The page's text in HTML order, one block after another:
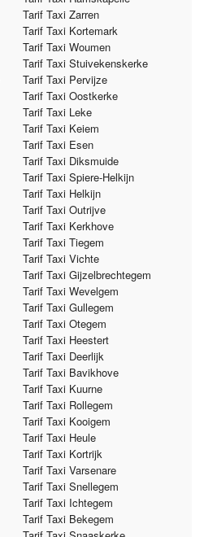
Tarif Taxi Zarren
Tarif Taxi Kortemark
Tarif Taxi Woumen
Tarif Taxi Stuivekenskerke
Tarif Taxi Pervijze
Tarif Taxi Oostkerke
Tarif Taxi Leke
Tarif Taxi Keiem
Tarif Taxi Esen
Tarif Taxi Diksmuide
Tarif Taxi Spiere-Helkijn
Tarif Taxi Helkijn
Tarif Taxi Outrijve
Tarif Taxi Kerkhove
Tarif Taxi Tiegem
Tarif Taxi Vichte
Tarif Taxi Gijzelbrechtegem
Tarif Taxi Wevelgem
Tarif Taxi Gullegem
Tarif Taxi Otegem
Tarif Taxi Heestert
Tarif Taxi Deerlijk
Tarif Taxi Bavikhove
Tarif Taxi Kuurne
Tarif Taxi Rollegem
Tarif Taxi Kooigem
Tarif Taxi Heule
Tarif Taxi Kortrijk
Tarif Taxi Varsenare
Tarif Taxi Snellegem
Tarif Taxi Ichtegem
Tarif Taxi Bekegem